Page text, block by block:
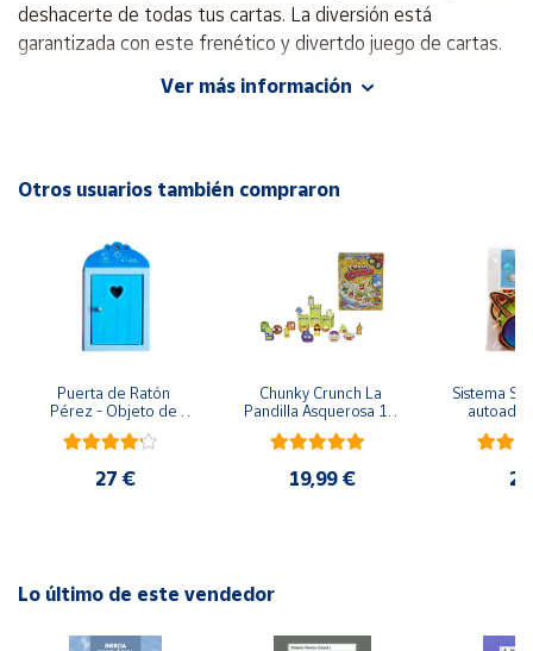
Hazte
vendedor
Ubicación
Península
Baleares
deshacerte de todas tus cartas. La diversión está
garantizada con este frenético y divertdo juego de cartas.
No recomendable para niños menores de 3 años. Contiene
Ver más información
Otros usuarios también compraron
Puerta de Ratón
Pérez - Objeto de
madera
27 €
Chunky Crunch La
Pandilla Asquerosa 16
piezas
19,99 €
Sistema
Lo último de este vendedor